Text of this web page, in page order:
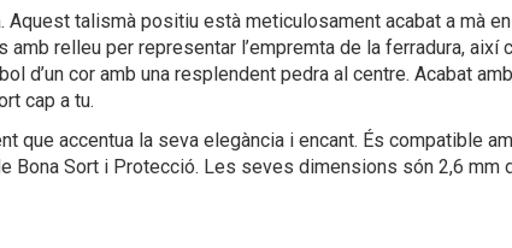
Aquest talismà positiu està meticulosament acabat a mà
relleu per representar l’empremta de la ferradura,
cor amb una resplendent pedra al centre. Acabat
cap a tu.
que accentua la seva elegància i encant. És compatible
Sort i Protecció. Les seves dimensions són 2,6 mm